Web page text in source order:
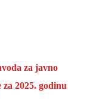
za javno
2025. godinu